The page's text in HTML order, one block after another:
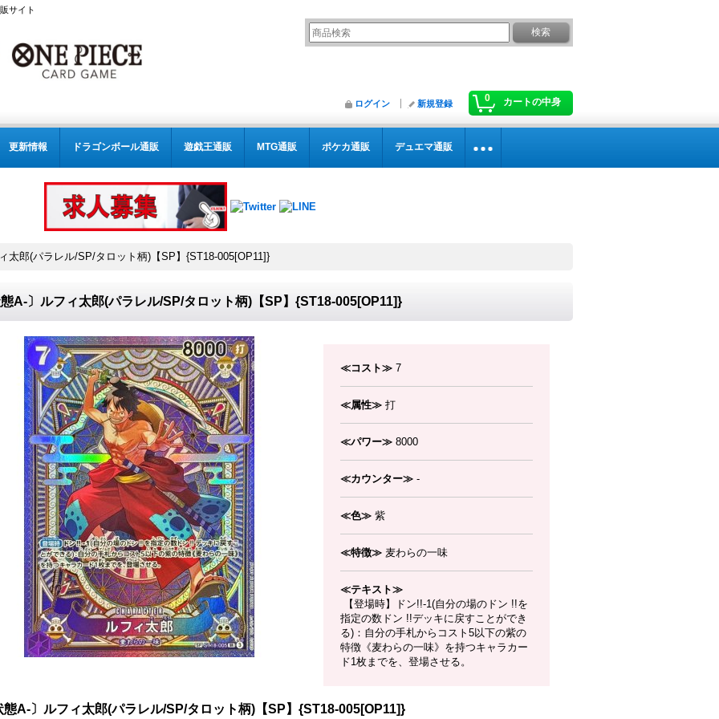
サイト
0 カートの中身
ログイン 新規登録
更新情報 ドラゴンボール通販 遊戯王通販 MTG通販 ポケカ通販 デュエマ通販
太郎(パラレル/SP/タロット柄)【SP】{ST18-005[OP11]}
A-〕ルフィ太郎(パラレル/SP/タロット柄)【SP】{ST18-005[OP11]}
≪コスト≫ 7
≪属性≫ 打
≪パワー≫ 8000
≪カウンター≫ -
≪色≫ 紫
≪特徴≫ 麦わらの一味
≪テキスト≫
【登場時】ドン!!-1(自分の場のドン !!を
指定の数ドン !!デッキに戻すことができ
る)：自分の手札からコスト5以下の紫の
特徴《麦わらの一味》を持つキャラカー
ド1枚までを、登場させる。
態A-〕ルフィ太郎(パラレル/SP/タロット柄)【SP】{ST18-005[OP11]}